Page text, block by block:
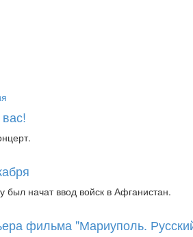
был начат ввод войск в Афганистан.
фильма "Мариуполь.